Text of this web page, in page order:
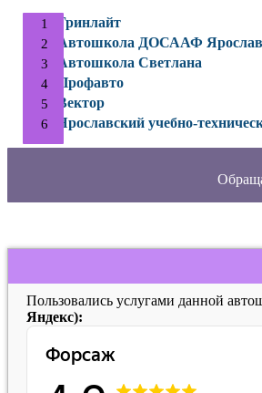
Гринлайт
Автошкола ДОСААФ
Автошкола Светлана
Профавто
Вектор
Ярославский учебно-
Пользовались услугами данной
Яндекс):